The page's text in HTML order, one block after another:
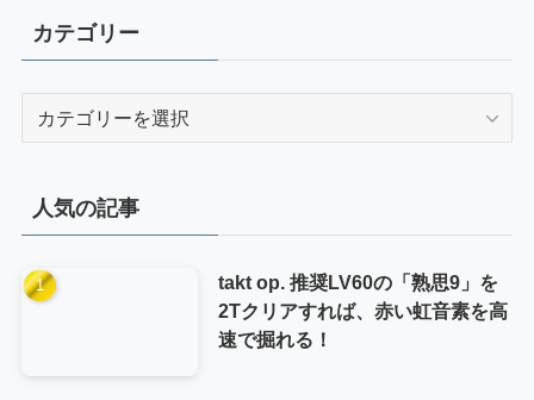
カテゴリー
ー
人気の記事
takt op. 推奨LV60の「熟思9」を
2Tクリアすれば、赤い虹音素を高
速で掘れる！